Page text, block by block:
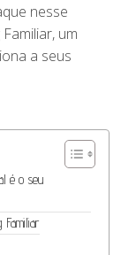
nesse
um
a seus
é o seu
Familiar